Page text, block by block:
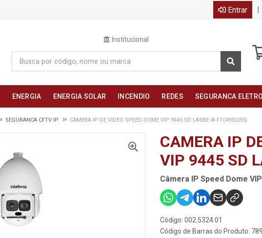
Entrar |
Institucional
ENERGIA ENERGIA SOLAR INCENDIO REDES SEGURANCA
SEGURANCA CFTV IP CAMERA IP DE VIDEO SPEED DOME VIP 9445 SD LASER IA FT(4950255)
CAMERA IP
VIP 9445 SD
Câmera IP Speed Dome
Código: 002.5324.01
Código de Barras do Produto: